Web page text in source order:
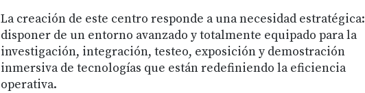
La creación de este centro responde a una necesidad estratégica:
disponer de un entorno avanzado y totalmente equipado para la
investigación, integración, testeo, exposición y demostración
inmersiva de tecnologías que están redefiniendo la eficiencia
operativa.